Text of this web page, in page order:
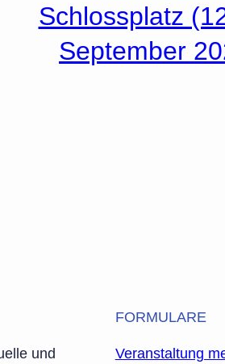
Schlossplatz
September
und
FORMULARE
Veranstaltung